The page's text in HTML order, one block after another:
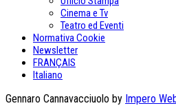
Cinema e Tv
Teatro ed Eventi
Normativa Cookie
Newsletter
FRANÇAIS
Italiano
Gennaro Cannavacciuolo by Impero